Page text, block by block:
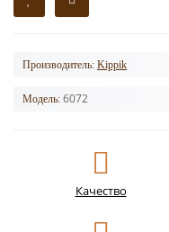
Производитель: Kippik
Модель: 6072
Качество